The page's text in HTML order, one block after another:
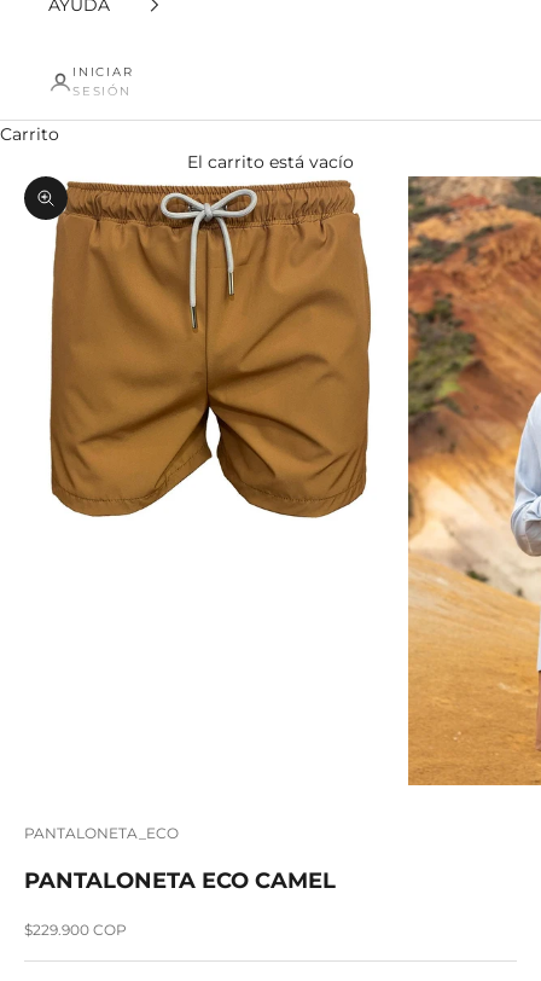
AYUDA
INICIAR
SESIÓN
Carrito
El carrito está vacío
Zoom
PANTALONETA_ECO
PANTALONETA ECO CAMEL
Precio de oferta
$229.900 COP